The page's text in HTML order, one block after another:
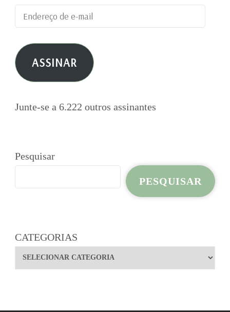
Endereço
de
e-
mail ASSINAR
Junte-se a 6.222 outros assinantes
Pesquisar
PESQUISAR
CATEGORIAS